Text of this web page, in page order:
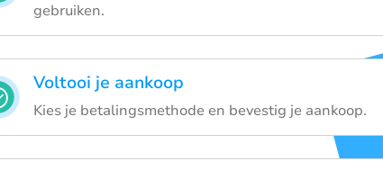
gebruiken.
Voltooi je aankoop
Kies je betalingsmethode en bevestig je aankoop.